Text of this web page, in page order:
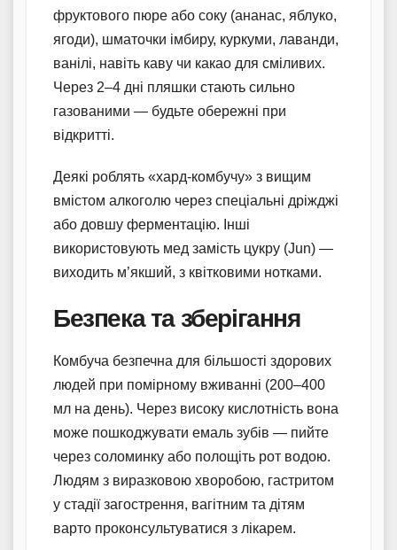
фруктового пюре або соку (ананас, яблуко,
ягоди), шматочки імбиру, куркуми, лаванди,
ванілі, навіть каву чи какао для сміливих.
Через 2–4 дні пляшки стають сильно
газованими — будьте обережні при
відкритті.
Деякі роблять «хард-комбучу» з вищим
вмістом алкоголю через спеціальні дріжджі
або довшу ферментацію. Інші
використовують мед замість цукру (Jun) —
виходить м’якший, з квітковими нотками.
Безпека та зберігання
Комбуча безпечна для більшості здорових
людей при помірному вживанні (200–400
мл на день). Через високу кислотність вона
може пошкоджувати емаль зубів — пийте
через соломинку або полощіть рот водою.
Людям з виразковою хворобою, гастритом
у стадії загострення, вагітним та дітям
варто проконсультуватися з лікарем.